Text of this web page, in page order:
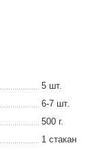
5 шт.
6-7 шт.
500 г.
1 стакан